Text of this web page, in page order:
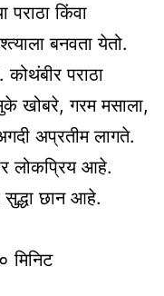
पराठा किंवा
बनवता येतो.
पराठा
खोबरे, गरम मसाला,
अप्रतीम लागते.
लोकप्रिय आहे.
सुद्धा छान आहे.
मिनिट